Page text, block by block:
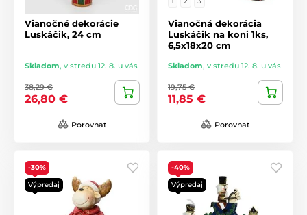
Vianočné dekorácie
Luskáčik, 24 cm
Skladom, v stredu 12. 8. u vás
38,29 €
26,80 €
Porovnať
Vianočná dekorácia
Luskáčik na koni 1ks,
6,5x18x20 cm
Skladom, v stredu 12. 8. u vás
19,75 €
11,85 €
Porovnať
-30%
Výpredaj
-40%
Výpredaj